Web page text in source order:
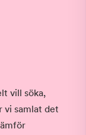
vill söka,
vi samlat det